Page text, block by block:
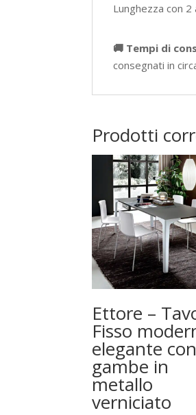
Lunghezza con 2
🚚 Tempi di
consegnati in
Prodotti
Ettore –
Fisso
elegante con
gambe in
metallo
verniciato